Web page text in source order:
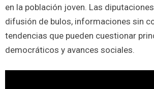
en la población joven. Las
difusión de bulos, informaciones sin
tendencias que pueden cuestionar
democráticos y avances sociales.